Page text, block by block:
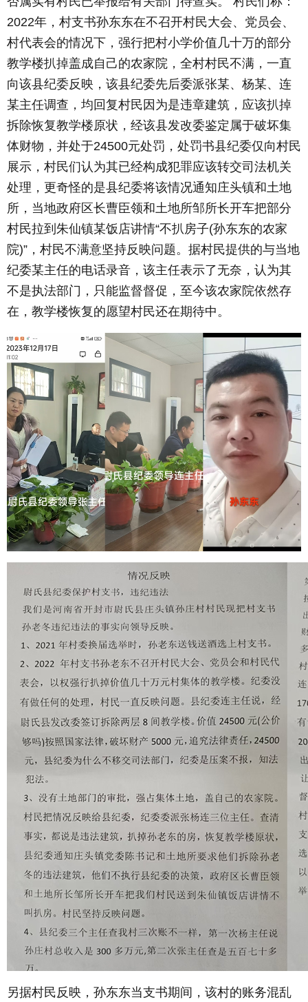
2022年，村支书孙东东在不召开村民大会、党员会、
村代表会的情况下，强行把村小学价值几十万的部分
教学楼扒掉盖成自己的农家院，全村村民不满，一直
向该县纪委反映，该县纪委先后委派张某、杨某、连
某主任调查，均回复村民因为是违章建筑，应该扒掉
拆除恢复教学楼原状，经该县发改委鉴定属于破坏集
体财物，并处于24500元处罚，处罚书县纪委仅向村民
展示，村民们认为其已经构成犯罪应该转交司法机关
处理，更奇怪的是县纪委将该情况通知庄头镇和土地
所，当地政府区长曹臣领和土地所邹所长开车把部分
村民拉到朱仙镇某饭店讲情“不扒房子(孙东东的农家
院)”，村民不满意坚持反映问题。据村民提供的与当地
纪委某主任的电话录音，该主任表示了无奈，认为其
不是执法部门，只能监督督促，至今该农家院依然存
在，教学楼恢复的愿望村民还在期待中。
另据村民反映，孙东东当支书期间，该村的账务混乱